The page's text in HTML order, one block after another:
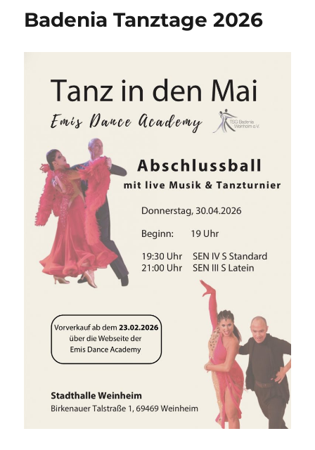
Badenia Tanztage 2026